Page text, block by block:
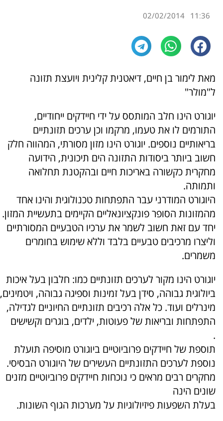
11:36
02/02/2014
מאת לימור בן חיים, דיאטנית קלינית ויועצת תזונה
ל"מולר"
יוגורט הינו חלב המותסס על ידי חיידקים ייחודיים,
התורמים לו את טעמו, מרקמו וכן ערכים תזונתיים
בריאותיים נוספים. יוגורט הינו מזון מסורתי, המהווה חלק
חשוב ביותר ביסודות התזונה הים תיכונית, הידועה
מחקרית כקשורה באריכות חיים ובהקטנת תחלואה
ותמותה.
היוגורט המודרני עבר התפתחות טכנולוגית והינו אחד
מהמזונות הסופר פונקציונאליים הקיימים בתעשיית המזון.
יחד עם זאת חשוב לשמר את ערכיו הטבעיים המסורתיים
וליצרו מרכיבים טבעיים בלבד וללא שימוש בחומרים
משמרים.
יוגורט הינו מקור לערכים תזונתיים כמו: חלבון בעל איכות
ביולוגית גבוהה, סידן בעל זמינות וספיגה גבוהה, ויטמינים,
מינרלים ועוד. כל אלה רכיבים תזונתיים החיוניים לגדילה,
התפתחות ובריאות של פעוטות, ילדים, בוגרים וקשישים
.
תוספת של חיידקים פרוביוטיים ביוגורט מוסיפה תועלת
נוספת לערכים התזונתיים העשירים של היוגורט הבסיסי.
מחקרים רבים מראים כי נוכחות חיידקים פרוביוטיים מזנים
שונים הינה
בעלת השפעות פיזיולוגיות על מערכות הגוף השונות.